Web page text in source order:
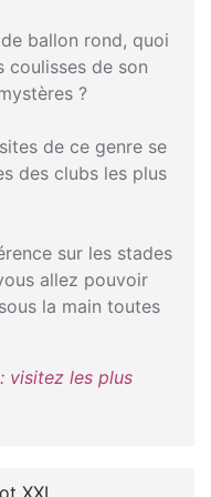
ballon rond, quoi
coulisses de son
?
de ce genre se
des clubs les plus
sur les stades
allez pouvoir
la main toutes
visitez les plus
XXL